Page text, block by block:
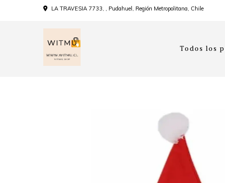
LA TRAVESIA 7733, , Pudahuel, Región Metropolitana, Chile
Todos los